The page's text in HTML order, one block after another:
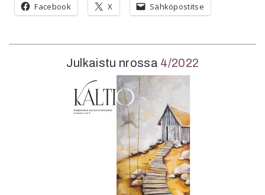
Julkaistu nrossa 4/2022
Facebook X Sähköpostitse